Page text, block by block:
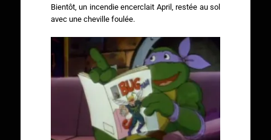
Bientôt, un incendie encerclait April, restée au sol
avec une cheville foulée.